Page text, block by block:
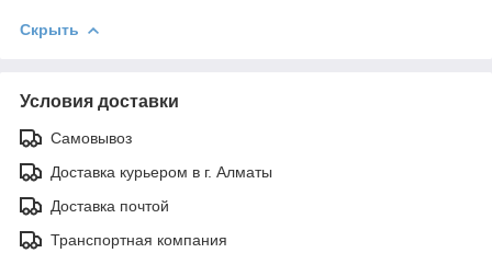
Скрыть
Условия доставки
Самовывоз
Доставка курьером в г. Алматы
Доставка почтой
Транспортная компания